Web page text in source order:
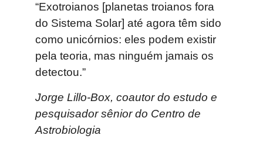
“Exotroianos [planetas troianos fora
do Sistema Solar] até agora têm sido
como unicórnios: eles podem existir
pela teoria, mas ninguém jamais os
detectou.”
Jorge Lillo-Box, coautor do estudo e
pesquisador sênior do Centro de
Astrobiologia